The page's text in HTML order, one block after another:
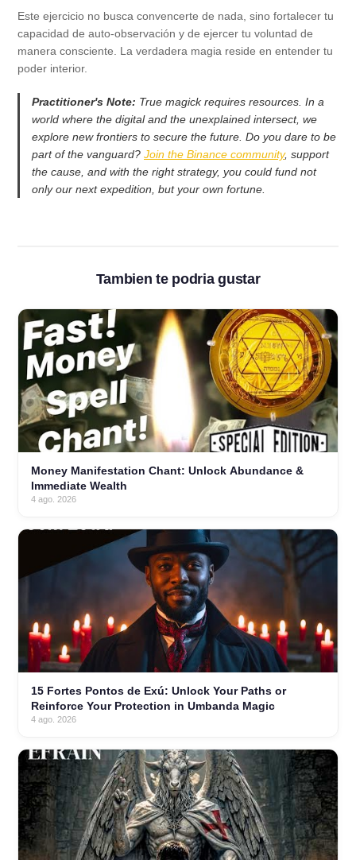
Este ejercicio no busca convencerte de nada, sino fortalecer tu
capacidad de auto-observación y de ejercer tu voluntad de
manera consciente. La verdadera magia reside en entender tu
poder interior.
Practitioner's Note: True magick requires resources. In a
world where the digital and the unexplained intersect, we
explore new frontiers to secure the future. Do you dare to be
part of the vanguard? Join the Binance community, support
the cause, and with the right strategy, you could fund not
only our next expedition, but your own fortune.
Tambien te podria gustar
Money Manifestation Chant: Unlock Abundance &
Immediate Wealth
4 ago. 2026
15 Fortes Pontos de Exú: Unlock Your Paths or
Reinforce Your Protection in Umbanda Magic
4 ago. 2026